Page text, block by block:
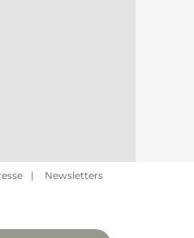
| Newsletters